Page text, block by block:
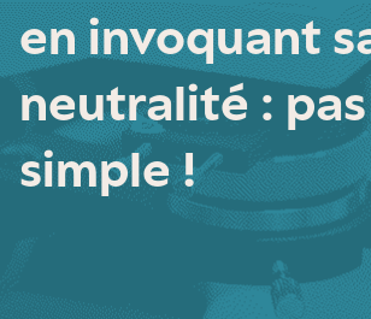
en invoquant
neutralité :
simple !